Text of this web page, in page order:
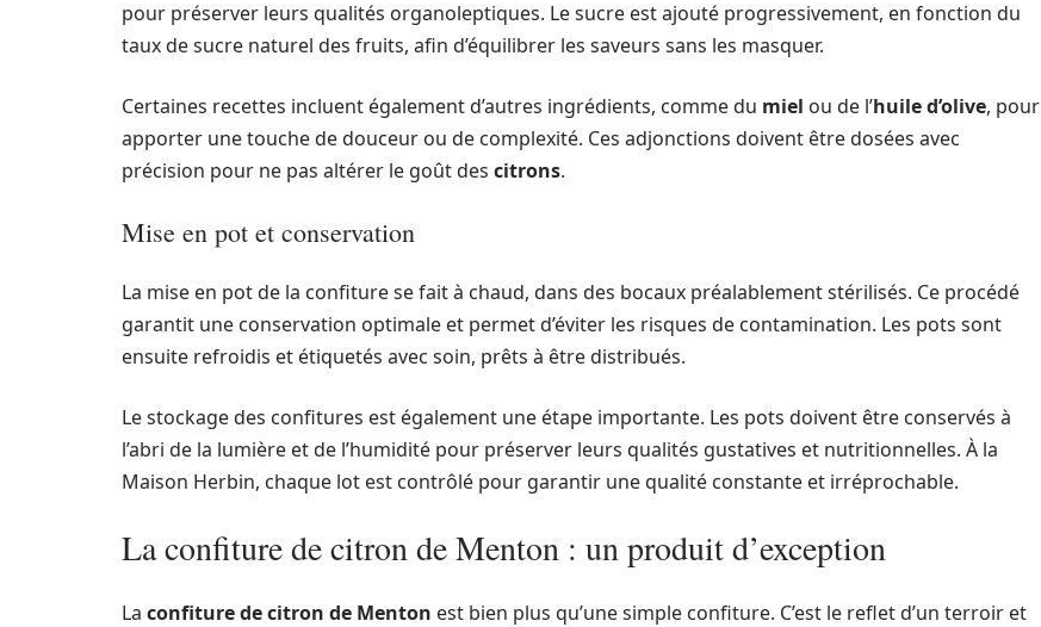
pour préserver leurs qualités organoleptiques. Le sucre est ajouté progressivement, en fonction du
taux de sucre naturel des fruits, afin d’équilibrer les saveurs sans les masquer.
Certaines recettes incluent également d’autres ingrédients, comme du miel ou de l’huile d’olive, pour
apporter une touche de douceur ou de complexité. Ces adjonctions doivent être dosées avec
précision pour ne pas altérer le goût des citrons.
Mise en pot et conservation
La mise en pot de la confiture se fait à chaud, dans des bocaux préalablement stérilisés. Ce procédé
garantit une conservation optimale et permet d’éviter les risques de contamination. Les pots sont
ensuite refroidis et étiquetés avec soin, prêts à être distribués.
Le stockage des confitures est également une étape importante. Les pots doivent être conservés à
l’abri de la lumière et de l’humidité pour préserver leurs qualités gustatives et nutritionnelles. À la
Maison Herbin, chaque lot est contrôlé pour garantir une qualité constante et irréprochable.
La confiture de citron de Menton : un produit d’exception
La confiture de citron de Menton est bien plus qu’une simple confiture. C’est le reflet d’un terroir et